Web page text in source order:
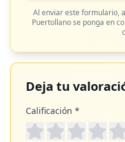
Al enviar este formulario,
Puertollanose ponga en
Deja tu
Calificación *